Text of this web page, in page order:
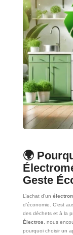
🌍
Geste
L’achat d’un
d’économie. C’est
des déchets et à la
Électros, nous
pourquoi choisir un